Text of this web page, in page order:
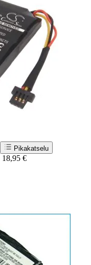
Pikakatselu
18,95 €